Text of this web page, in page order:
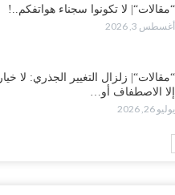
“مقالات“| لا تكونوا سجناء هواتفكم..!
أغسطس 3, 2026
“مقالات“| زلزال التغيير الجذري: لا خيار
إلا الاصطفاف أو…
يوليو 26, 2026